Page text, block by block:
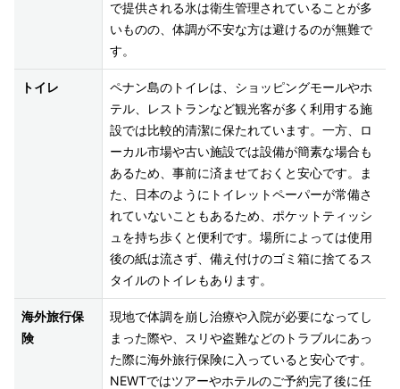
で提供される氷は衛生管理されていることが多
いものの、体調が不安な方は避けるのが無難で
す。
トイレ
ペナン島のトイレは、ショッピングモールやホ
テル、レストランなど観光客が多く利用する施
設では比較的清潔に保たれています。一方、ロ
ーカル市場や古い施設では設備が簡素な場合も
あるため、事前に済ませておくと安心です。ま
た、日本のようにトイレットペーパーが常備さ
れていないこともあるため、ポケットティッシ
ュを持ち歩くと便利です。場所によっては使用
後の紙は流さず、備え付けのゴミ箱に捨てるス
タイルのトイレもあります。
海外旅行保
険
現地で体調を崩し治療や入院が必要になってし
まった際や、スリや盗難などのトラブルにあっ
た際に海外旅行保険に入っていると安心です。
NEWTではツアーやホテルのご予約完了後に任